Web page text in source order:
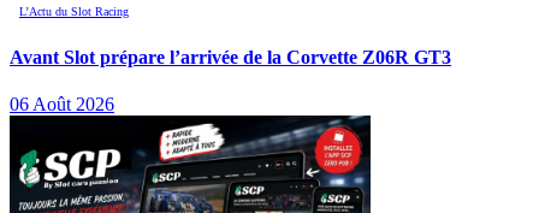
L’Actu du Slot Racing
Avant Slot prépare l’arrivée de la Corvette Z06R GT3
06 Août 2026